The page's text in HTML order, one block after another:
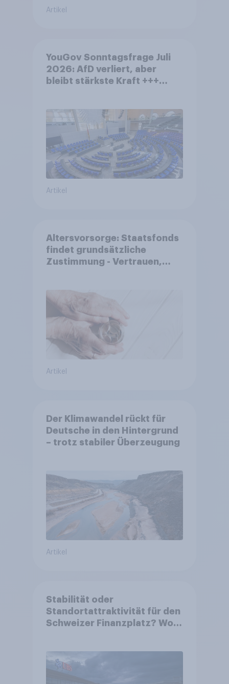
Artikel
YouGov Sonntagsfrage Juli
2026: AfD verliert, aber
bleibt stärkste Kraft +++
Artikel
Altersvorsorge: Staatsfonds
findet grundsätzliche
Zustimmung - Vertrauen,
Akzeptanz
Artikel
Der Klimawandel rückt für
Deutsche in den Hintergrund
– trotz stabiler Überzeugung
Artikel
Stabilität oder
Standortattraktivität für den
Schweizer Finanzplatz? Wo
von Grossbanken steht